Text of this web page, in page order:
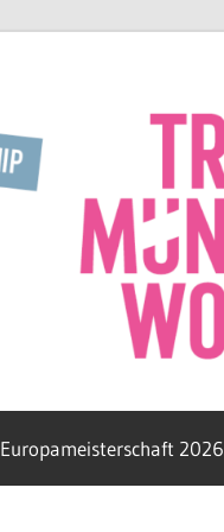
Europameisterschaft 2026